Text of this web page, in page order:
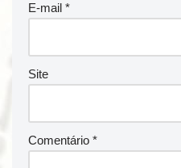
E-mail *
Site
Comentário *